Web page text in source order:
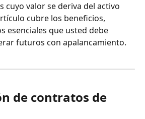
cuyo valor se deriva del activo
cubre los beneficios,
esenciales que usted debe
futuros con apalancamiento.
de contratos de